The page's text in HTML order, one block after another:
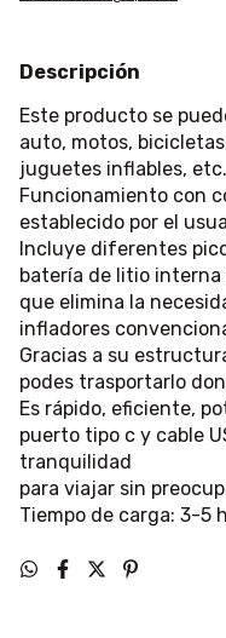
Descripción
Este producto se
auto, motos,
juguetes inflables, etc.
Funcionamiento con
establecido por el
Incluye diferentes
batería de litio interna
que elimina la
infladores
Gracias a su
podes trasportarlo
Es rápido, eficiente,
puerto tipo c y cable
tranquilidad
para viajar sin
Tiempo de carga: 3-5